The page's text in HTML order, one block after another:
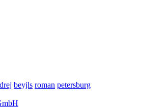
beyjls roman petersburg